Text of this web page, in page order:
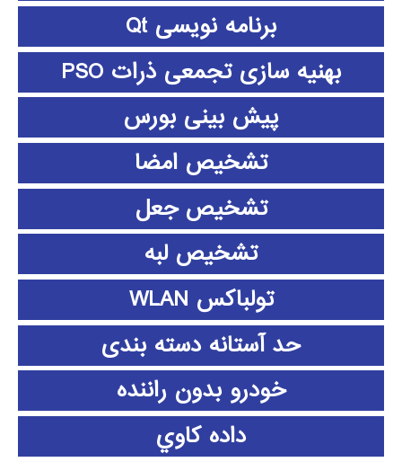
برنامه نویسی Qt
بهنیه سازی تجمعی ذرات PSO
پیش بینی بورس
تشخیص امضا
تشخیص جعل
تشخیص لبه
تولباکس WLAN
حد آستانه دسته بندی
خودرو بدون راننده
داده كاوي